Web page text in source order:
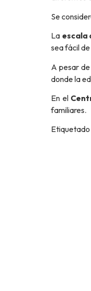
Se
La escala
sea fácil
A pesar
donde la
En el
familiares.
Etiquetado